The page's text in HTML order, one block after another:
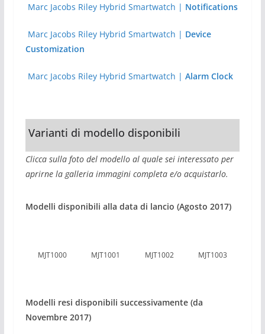
Marc Jacobs Riley Hybrid Smartwatch | Notifications
Marc Jacobs Riley Hybrid Smartwatch | Device
Customization
Marc Jacobs Riley Hybrid Smartwatch | Alarm Clock
Varianti di modello disponibili
Clicca sulla foto del modello al quale sei interessato per
aprirne la galleria immagini completa e/o acquistarlo.
Modelli disponibili alla data di lancio (Agosto 2017)
MJT1000 MJT1001 MJT1002 MJT1003
Modelli resi disponibili successivamente (da
Novembre 2017)